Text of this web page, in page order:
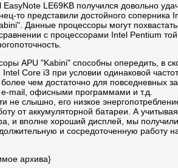
LE69KB получился довольно
то представили достойного соперника
Данные процессоры могут
с процессорами Intel Pentium той
APU "Kabini" способны опередить, в
Core i3 при условии одинаковой
более чем достаточно для повседневных
e-mail, офисными программами и т.д.
не слышно, его низкое
от аккумуляторной батареи. А
и вполне хороший дисплей, мы
и сосредоточенную работу
архива}